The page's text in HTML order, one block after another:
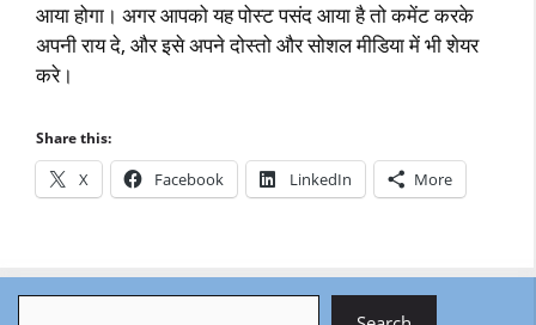
आया होगा। अगर आपको यह पोस्ट पसंद आया है तो कमेंट करके
अपनी राय दे, और इसे अपने दोस्तो और सोशल मीडिया में भी शेयर
करे।
Share this:
X Facebook LinkedIn More